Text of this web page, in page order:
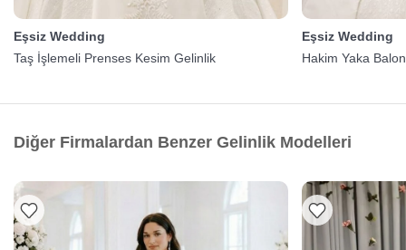
Eşsiz Wedding
Taş İşlemeli Prenses Kesim Gelinlik
Eşsiz Wedding
Hakim Yaka
Diğer Firmalardan Benzer Gelinlik Modelleri